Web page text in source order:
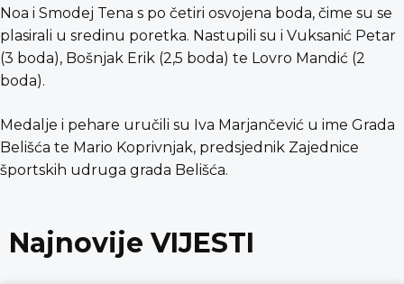
Noa i Smodej Tena s po četiri osvojena boda, čime su se
plasirali u sredinu poretka. Nastupili su i Vuksanić Petar
(3 boda), Bošnjak Erik (2,5 boda) te Lovro Mandić (2
boda).
Medalje i pehare uručili su Iva Marjančević u ime Grada
Belišća te Mario Koprivnjak, predsjednik Zajednice
športskih udruga grada Belišća.
Najnovije VIJESTI